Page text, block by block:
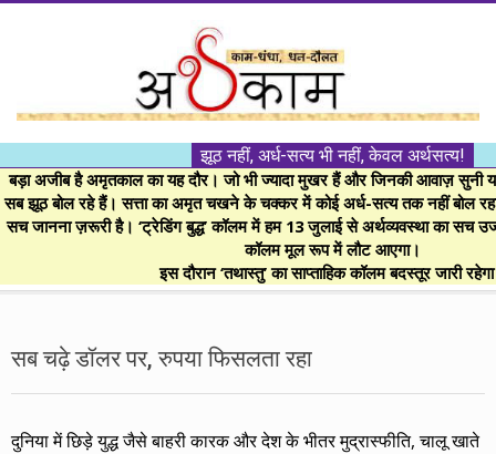
।।
अर्थकाम।।
BE
FINANCIALLY
CLEVER!
झूठ नहीं, अर्ध-सत्य भी नहीं, केवल अर्थसत्य!
बड़ा अजीब है अमृतकाल का यह दौर। जो भी ज्यादा मुखर हैं और जिनकी आवाज़ सुनी
सब झूठ बोल रहे हैं। सत्ता का अमृत चखने के चक्कर में कोई अर्ध-सत्य तक नहीं बोल
सच जानना ज़रूरी है। ‘ट्रेडिंग बुद्ध’ कॉलम में हम 13 जुलाई से अर्थव्यवस्था का सच
कॉलम मूल रूप में लौट आएगा।
इस दौरान ‘तथास्तु’ का साप्ताहिक कॉलम बदस्तूर जारी
Menu
सब चढ़े डॉलर पर, रुपया फिसलता रहा
दुनिया में छिड़े युद्ध जैसे बाहरी कारक और देश के भीतर मुद्रास्फीति, चालू खाते